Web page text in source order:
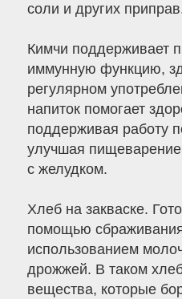
соли и других
Кимчи поддерживает
иммунную функцию,
регулярном
напиток помогает
поддерживая работу
улучшая
с желудком.
Хлеб на закваске.
помощью
использованием
дрожжей. В таком
вещества, которые